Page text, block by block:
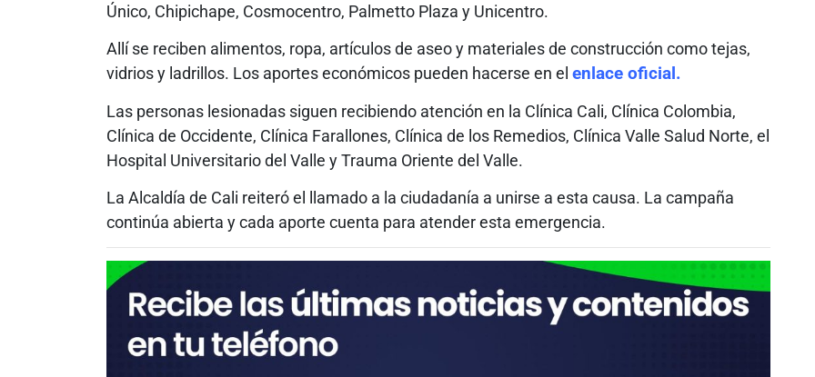
Único, Chipichape, Cosmocentro, Palmetto Plaza y Unicentro.
Allí se reciben alimentos, ropa, artículos de aseo y materiales de construcción como tejas,
vidrios y ladrillos. Los aportes económicos pueden hacerse en el enlace oficial.
Las personas lesionadas siguen recibiendo atención en la Clínica Cali, Clínica Colombia,
Clínica de Occidente, Clínica Farallones, Clínica de los Remedios, Clínica Valle Salud Norte, el
Hospital Universitario del Valle y Trauma Oriente del Valle.
La Alcaldía de Cali reiteró el llamado a la ciudadanía a unirse a esta causa. La campaña
continúa abierta y cada aporte cuenta para atender esta emergencia.